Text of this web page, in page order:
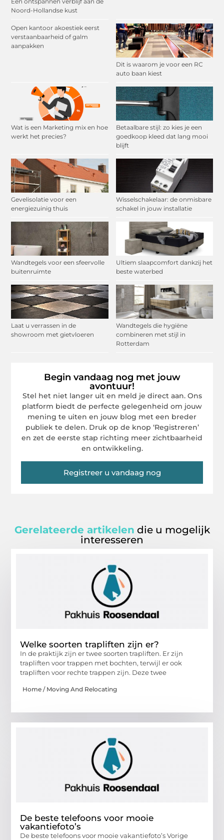
Noord-Hollandse kust
Open kantoor akoestiek eerst
verstaanbaarheid of galm
aanpakken
Dit is waarom je voor een RC
auto baan kiest
Wat is een Marketing mix en hoe
werkt het precies?
Betaalbare stijl: zo kies je een
goedkoop kleed dat lang mooi
blijft
Gevelisolatie voor een
energiezuinig thuis
Wisselschakelaar: de onmisbare
schakel in jouw installatie
Wandtegels voor een sfeervolle
buitenruimte
Ultiem slaapcomfort dankzij het
beste waterbed
Laat u verrassen in de
showroom met gietvloeren
Wandtegels die hygiëne
combineren met stijl in
Rotterdam
Begin vandaag nog met jouw
avontuur!
Stel het niet langer uit en meld je direct aan. Ons
platform biedt de perfecte gelegenheid om jouw
mening te uiten en jouw blog met een breder
publiek te delen. Druk op de knop ‘Registreren’
en zet de eerste stap richting meer zichtbaarheid
en ontwikkeling.
Registreer u vandaag nog
Gerelateerde artikelen die u mogelijk
interesseren
Welke soorten trapliften zijn er?
In de praktijk zijn er twee soorten trapliften. Er zijn
trapliften voor trappen met bochten, terwijl er ook
trapliften voor rechte trappen zijn. Deze twee
Home / Moving And Relocating
De beste telefoons voor mooie
vakantiefoto’s
De beste telefoons voor mooie vakantiefoto’s Vorige